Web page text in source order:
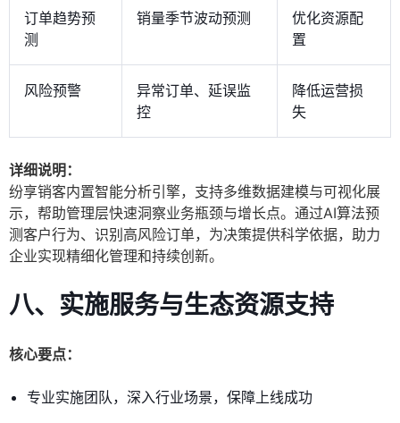
订单趋势预
测
销量季节波动预测
优化资源配
置
风险预警
异常订单、延误监
控
降低运营损
失
详细说明：
纷享销客内置智能分析引擎，支持多维数据建模与可视化展
示，帮助管理层快速洞察业务瓶颈与增长点。通过AI算法预
测客户行为、识别高风险订单，为决策提供科学依据，助力
企业实现精细化管理和持续创新。
八、实施服务与生态资源支持
核心要点：
专业实施团队，深入行业场景，保障上线成功